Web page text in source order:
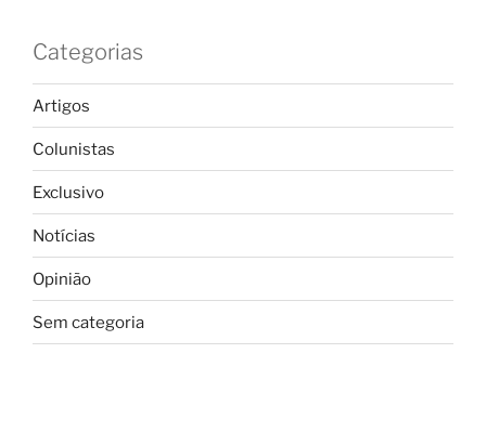
Categorias
Artigos
Colunistas
Exclusivo
Notícias
Opinião
Sem categoria